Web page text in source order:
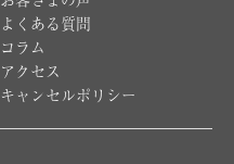
お客さまの声
よくある質問
コラム
アクセス
キャンセルポリシー